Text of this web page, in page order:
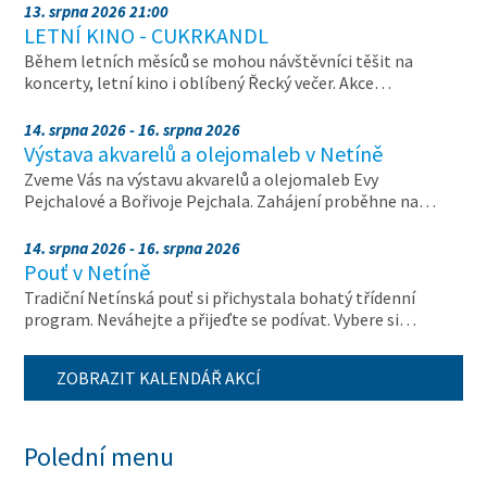
13. srpna 2026 21:00
LETNÍ KINO - CUKRKANDL
Během letních měsíců se mohou návštěvníci těšit na
koncerty, letní kino i oblíbený Řecký večer. Akce…
14. srpna 2026 - 16. srpna 2026
Výstava akvarelů a olejomaleb v Netíně
Zveme Vás na výstavu akvarelů a olejomaleb Evy
Pejchalové a Bořivoje Pejchala. Zahájení proběhne na…
14. srpna 2026 - 16. srpna 2026
Pouť v Netíně
Tradiční Netínská pouť si přichystala bohatý třídenní
program. Neváhejte a přijeďte se podívat. Vybere si…
ZOBRAZIT KALENDÁŘ AKCÍ
Polední menu